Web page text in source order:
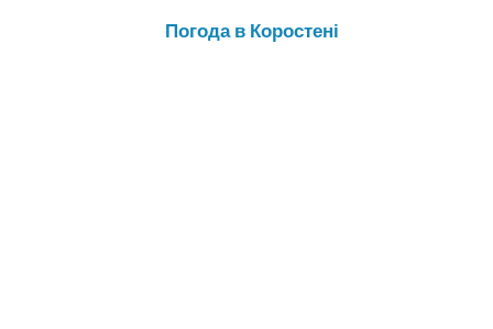
Погода в Коростені